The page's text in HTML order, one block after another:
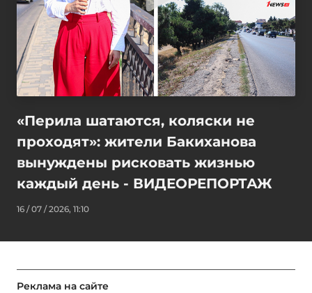
«Перила шатаются, коляски не
проходят»: жители Бакиханова
вынуждены рисковать жизнью
каждый день - ВИДЕОРЕПОРТАЖ
16 / 07 / 2026, 11:10
Реклама на сайте